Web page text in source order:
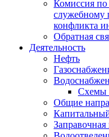
Комиссия
служебному
конфликта
Обратная
Деятельность
Нефть
Схемы
Общие
Заправочная